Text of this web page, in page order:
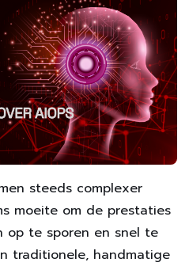
steeds complexer
moeite om de prestaties
op te sporen en snel te
traditionele, handmatige